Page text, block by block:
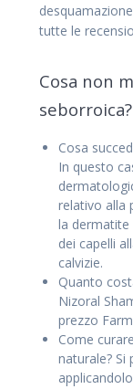
tutte le
Cosa non
seborroica?
Cosa
In questo
relativo alla
la
dei capelli
calvizie.
Quanto
Nizoral
prezzo
Come
naturale? Si